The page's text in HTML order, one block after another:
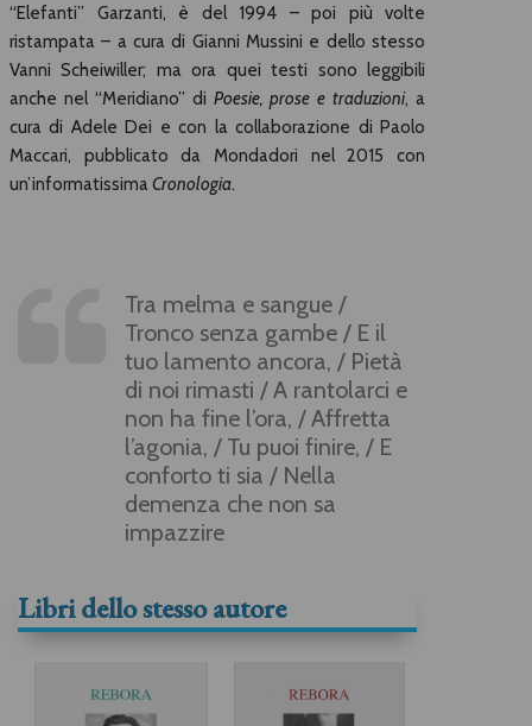
“Elefanti” Garzanti, è del 1994 – poi più volte
ristampata – a cura di Gianni Mussini e dello stesso
Vanni Scheiwiller; ma ora quei testi sono leggibili
anche nel “Meridiano” di Poesie, prose e traduzioni, a
cura di Adele Dei e con la collaborazione di Paolo
Maccari, pubblicato da Mondadori nel 2015 con
un’informatissimaCronologia.
Tra melma e sangue /
Tronco senza gambe / E il
tuo lamento ancora, / Pietà
di noi rimasti / A rantolarci e
non ha fine l’ora, / Affretta
l’agonia, / Tu puoi finire, / E
conforto ti sia / Nella
demenza che non sa
impazzire
Libri dello stesso autore